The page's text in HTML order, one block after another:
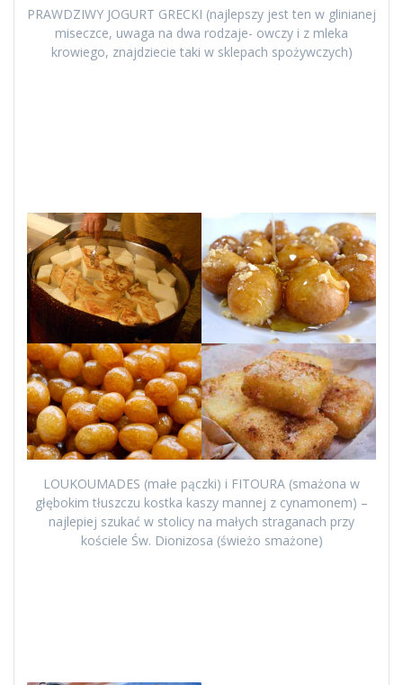
PRAWDZIWY JOGURT GRECKI (najlepszy jest ten w glinianej
miseczce, uwaga na dwa rodzaje- owczy i z mleka
krowiego, znajdziecie taki w sklepach spożywczych)
LOUKOUMADES (małe pączki) i FITOURA (smażona w
głębokim tłuszczu kostka kaszy mannej z cynamonem) –
najlepiej szukać w stolicy na małych straganach przy
kościele Św. Dionizosa (świeżo smażone)